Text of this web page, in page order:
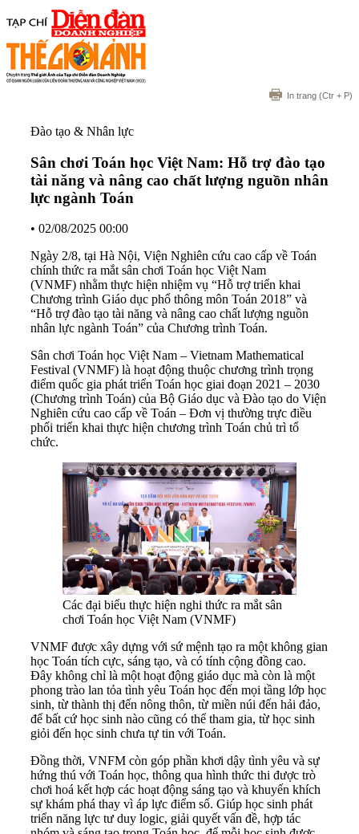
In trang (Ctr + P)
Đào tạo & Nhân lực
Sân chơi Toán học Việt Nam: Hỗ trợ đào tạo
tài năng và nâng cao chất lượng nguồn nhân
lực ngành Toán
• 02/08/2025 00:00
Ngày 2/8, tại Hà Nội, Viện Nghiên cứu cao cấp về Toán
chính thức ra mắt sân chơi Toán học Việt Nam
(VNMF) nhằm thực hiện nhiệm vụ “Hỗ trợ triển khai
Chương trình Giáo dục phổ thông môn Toán 2018” và
“Hỗ trợ đào tạo tài năng và nâng cao chất lượng nguồn
nhân lực ngành Toán” của Chương trình Toán.
Sân chơi Toán học Việt Nam – Vietnam Mathematical
Festival (VNMF) là hoạt động thuộc chương trình trọng
điểm quốc gia phát triển Toán học giai đoạn 2021 – 2030
(Chương trình Toán) của Bộ Giáo dục và Đào tạo do Viện
Nghiên cứu cao cấp về Toán – Đơn vị thường trực điều
phối triển khai thực hiện chương trình Toán chủ trì tổ
chức.
Các đại biểu thực hiện nghi thức ra mắt sân
chơi Toán học Việt Nam (VNMF)
VNMF được xây dựng với sứ mệnh tạo ra một không gian
học Toán tích cực, sáng tạo, và có tính cộng đồng cao.
Đây không chỉ là một hoạt động giáo dục mà còn là một
phong trào lan tỏa tình yêu Toán học đến mọi tầng lớp học
sinh, từ thành thị đến nông thôn, từ miền núi đến hải đảo,
để bất cứ học sinh nào cũng có thể tham gia, từ học sinh
giỏi đến học sinh chưa tự tin với Toán.
Đồng thời, VNFM còn góp phần khơi dậy tình yêu và sự
hứng thú với Toán học, thông qua hình thức thi được trò
chơi hoá kết hợp các hoạt động sáng tạo và khuyến khích
sự khám phá thay vì áp lực điểm số. Giúp học sinh phát
triển năng lực tư duy logic, giải quyết vấn đề, hợp tác